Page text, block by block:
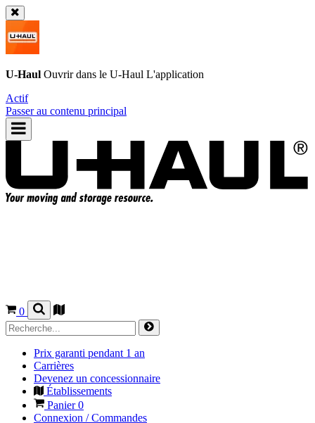
U-Haul Ouvrir dans le U-Haul L'application
Actif
Passer au contenu principal
0
Prix garanti pendant 1 an
Carrières
Devenez un concessionnaire
Établissements
Panier0
Connexion / Commandes